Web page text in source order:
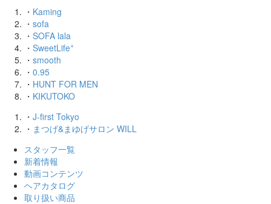
・ Kaming
・ sofa
・ SOFA lala
・ SweetLife+
・ smooth
・ 0.95
・ HUNT FOR MEN
・ KIKUTOKO
・ J-first Tokyo
・ まつげ&まゆげサロン WILL
スタッフ一覧
新着情報
動画コンテンツ
ヘアカタログ
取り扱い商品